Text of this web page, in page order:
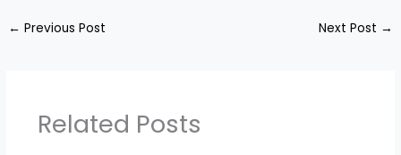
← Previous Post Next Post →
Related Posts